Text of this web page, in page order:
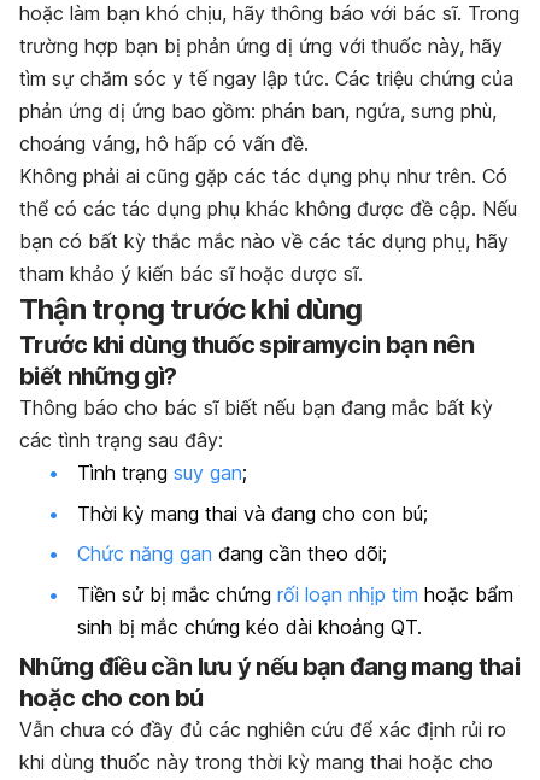
hoặc làm bạn khó chịu, hãy thông báo với bác sĩ. Trong
trường hợp bạn bị phản ứng dị ứng với thuốc này, hãy
tìm sự chăm sóc y tế ngay lập tức. Các triệu chứng của
phản ứng dị ứng bao gồm: phán ban, ngứa, sưng phù,
choáng váng, hô hấp có vấn đề.
Không phải ai cũng gặp các tác dụng phụ như trên. Có
thể có các tác dụng phụ khác không được đề cập. Nếu
bạn có bất kỳ thắc mắc nào về các tác dụng phụ, hãy
tham khảo ý kiến bác sĩ hoặc dược sĩ.
Thận trọng trước khi dùng
Trước khi dùng thuốc spiramycin bạn nên
biết những gì?
Thông báo cho bác sĩ biết nếu bạn đang mắc bất kỳ
các tình trạng sau đây:
Tình trạng suy gan;
Thời kỳ mang thai và đang cho con bú;
Chức năng gan đang cần theo dõi;
Tiền sử bị mắc chứng rối loạn nhịp tim hoặc bẩm
sinh bị mắc chứng kéo dài khoảng QT.
Những điều cần lưu ý nếu bạn đang mang thai
hoặc cho con bú
Vẫn chưa có đầy đủ các nghiên cứu để xác định rủi ro
khi dùng thuốc này trong thời kỳ mang thai hoặc cho